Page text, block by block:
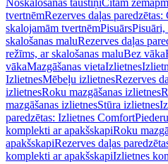
Noskalošanas taustiņiCitām
tvertnēmRezerves daļas
skalojamām tvertnēmPisuārsPisuāri,
skalošanas maluRezerves daļas
režīms, ar skalošanas maluBez vāka
vākaMazgāšanas vietaIzlietnes
IzlietnesMēbeļu izlietnesRezerves
izlietnesRoku mazgāšanas izlietnes
mazgāšanas izlietnesStūra izlietnes
paredzētas: Izlietnes Comfort
komplekti ar apakšskapiRoku
apakšskapiRezerves daļas
komplekti ar apakšskapiIzlietnes